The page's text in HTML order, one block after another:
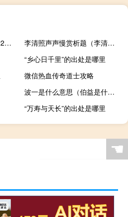
支付宝五福能合成几次2022（支付宝五福能合成几次）
李清照声声慢赏析题（李清照声声慢赏析）
“乡心日千里”的出处是哪里
微信热血传奇道士攻略
波一是什么意思（伯益是什么人）
“万寿与天长”的出处是哪里
☚